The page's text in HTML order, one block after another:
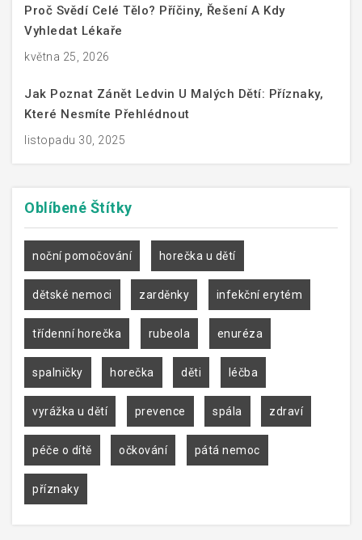
Proč Svědí Celé Tělo? Příčiny, Řešení A Kdy
Vyhledat Lékaře
května 25, 2026
Jak Poznat Zánět Ledvin U Malých Dětí: Příznaky,
Které Nesmíte Přehlédnout
listopadu 30, 2025
Oblíbené Štítky
noční pomočování horečka u dětí
dětské nemoci zarděnky infekční erytém
třídenní horečka rubeola enuréza
spalničky horečka děti léčba
vyrážka u dětí prevence spála zdraví
péče o dítě očkování pátá nemoc
příznaky